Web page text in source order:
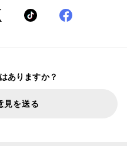
ありますか？
見を送る